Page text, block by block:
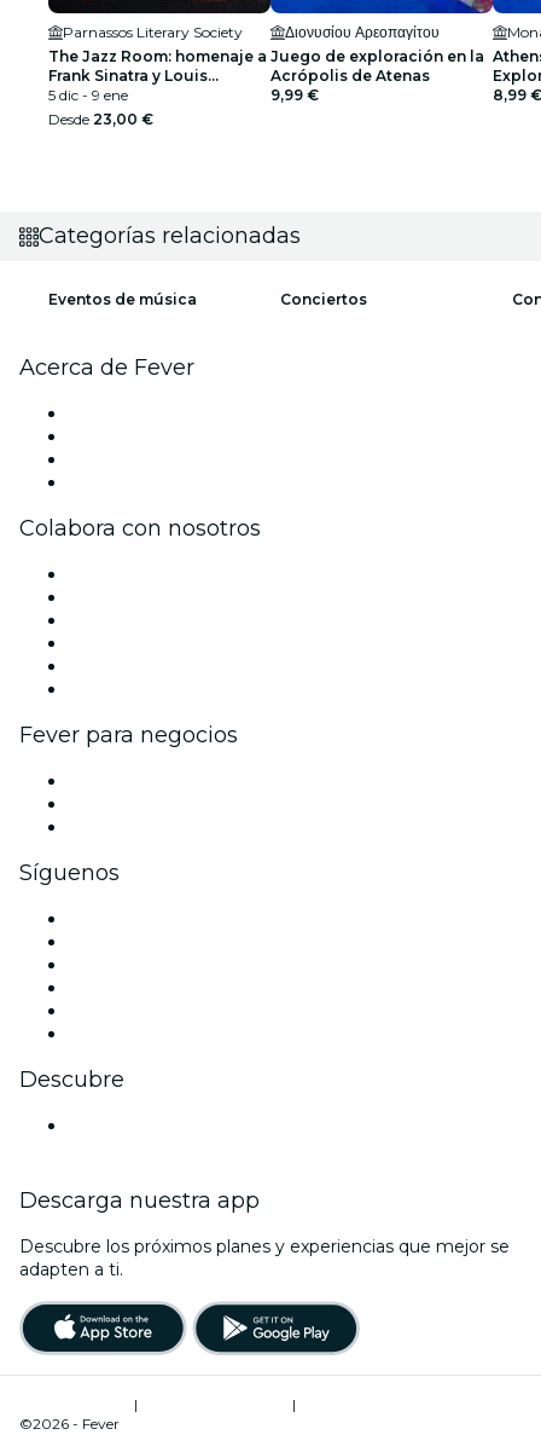
Parnassos Literary Society
The Jazz Room: homenaje a
Frank Sinatra y Louis
Armstrong
5 dic - 9 ene
Desde 23,00 €
Διονυσίου Αρεοπαγίτου
Juego de exploración en la
Acrópolis de Atenas
9,99 €
8,99 €
Categorías relacionadas
Eventos de música Conciertos
Acerca de Fever
Colabora con nosotros
Fever para negocios
Síguenos
Descubre
Descarga nuestra app
Descubre los próximos planes y experiencias que mejor se
adapten a ti.
| |
©2026 - Fever